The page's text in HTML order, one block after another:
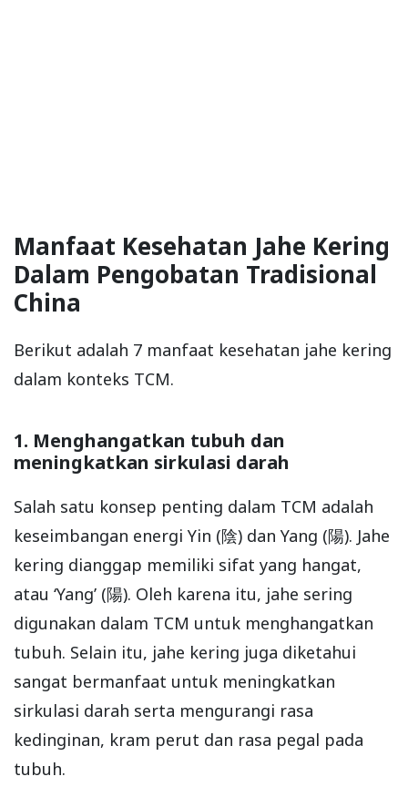
Manfaat Kesehatan Jahe Kering
Dalam Pengobatan Tradisional
China
Berikut adalah 7 manfaat kesehatan jahe kering
dalam konteks TCM.
1. Menghangatkan tubuh dan
meningkatkan sirkulasi darah
Salah satu konsep penting dalam TCM adalah
keseimbangan energi Yin (陰) dan Yang (陽). Jahe
kering dianggap memiliki sifat yang hangat,
atau ‘Yang’ (陽). Oleh karena itu, jahe sering
digunakan dalam TCM untuk menghangatkan
tubuh. Selain itu, jahe kering juga diketahui
sangat bermanfaat untuk meningkatkan
sirkulasi darah serta mengurangi rasa
kedinginan, kram perut dan rasa pegal pada
tubuh.